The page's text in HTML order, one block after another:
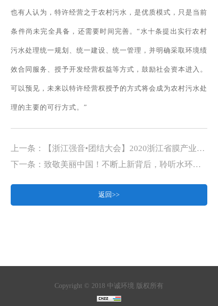
也有人认为，特许经营之于农村污水，是优质模式，只是当前
条件尚未完全具备，还需要时间完善。“水十条提出实行农村
污水处理统一规划、统一建设、统一管理，并明确采取环境绩
效合同服务、授予开发经营权益等方式，鼓励社会资本进入。
可以预见，未来以特许经营权授予的方式将会成为农村污水处
理的主要的可行方式。”
上一条：【浙江强音•团结大会】2020浙江省膜产业创新发展大会隆重闭幕
下一条：致敬美丽中国！不断上新背后，聆听水环境治理“进级”故事
返回>>
Copyright © 2018 中诚环境 版权所有